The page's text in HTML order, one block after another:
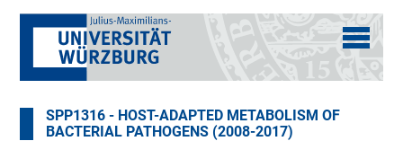
SPP1316 - HOST-ADAPTED METABOLISM OF
BACTERIAL PATHOGENS (2008-2017)